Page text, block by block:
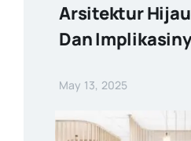
Arsitektur
Dan
May 13, 2025